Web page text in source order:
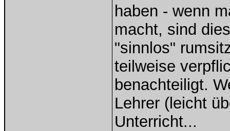
haben - wenn
macht, sind
"sinnlos"
teilweise
benachteiligt.
Lehrer (leicht
Unterricht...